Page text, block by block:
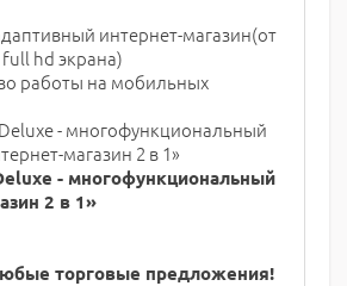
интернет-магазин(от
hd экрана)
работы на мобильных
торговые предложения!